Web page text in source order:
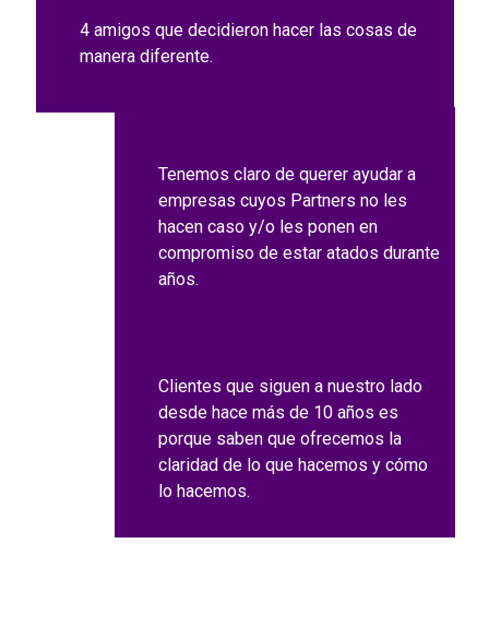
4 amigos que decidieron hacer las cosas de
manera diferente.
Tenemos claro de querer ayudar a
empresas cuyos Partners no les
hacen caso y/o les ponen en
compromiso de estar atados durante
años.
Clientes que siguen a nuestro lado
desde hace más de 10 años es
porque saben que ofrecemos la
claridad de lo que hacemos y cómo
lo hacemos.